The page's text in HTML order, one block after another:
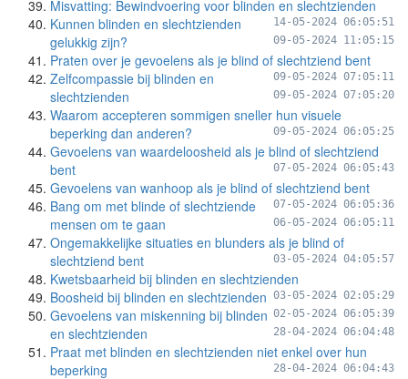
Misvatting: Bewindvoering voor blinden en slechtzienden
14-05-2024 06:05:51
Kunnen blinden en slechtzienden
gelukkig zijn?
09-05-2024 11:05:15
Praten over je gevoelens als je blind of slechtziend bent
09-05-2024 07:05:11
Zelfcompassie bij blinden en
slechtzienden
09-05-2024 07:05:20
Waarom accepteren sommigen sneller hun visuele
beperking dan anderen?
09-05-2024 06:05:25
Gevoelens van waardeloosheid als je blind of slechtziend
bent
07-05-2024 06:05:43
Gevoelens van wanhoop als je blind of slechtziend bent
07-05-2024 06:05:36
Bang om met blinde of slechtziende
mensen om te gaan
06-05-2024 06:05:11
Ongemakkelijke situaties en blunders als je blind of
slechtziend bent
03-05-2024 04:05:57
Kwetsbaarheid bij blinden en slechtzienden
03-05-2024 02:05:29
Boosheid bij blinden en slechtzienden
02-05-2024 06:05:39
Gevoelens van miskenning bij blinden
en slechtzienden
28-04-2024 06:04:48
Praat met blinden en slechtzienden niet enkel over hun
beperking
28-04-2024 06:04:43